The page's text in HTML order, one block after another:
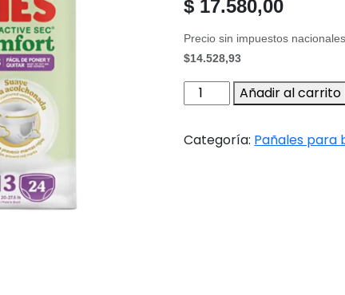
$ 17.580,00
Precio sin impuestos
$14.528,93
HUGGIES
Soft
PANTS
Añadir al carrito
Categoría: Pañales para